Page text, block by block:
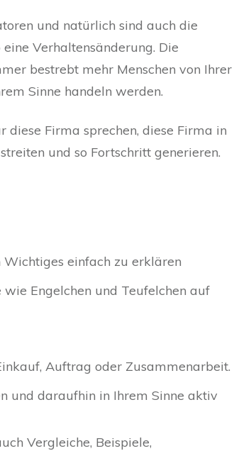
und natürlich sind auch die
Verhaltensänderung. Die
bestrebt mehr Menschen von Ihrer
Sinne handeln werden.
diese Firma sprechen, diese Firma in
und so Fortschritt generieren.
einfach zu erklären
Engelchen und Teufelchen auf
Auftrag oder Zusammenarbeit.
und daraufhin in Ihrem Sinne aktiv
Vergleiche, Beispiele,